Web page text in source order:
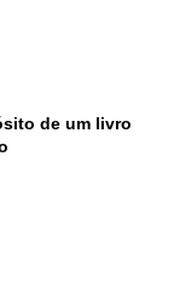
de um livro